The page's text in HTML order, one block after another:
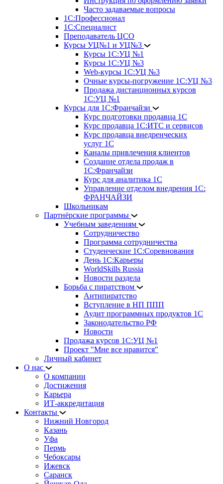
Часто задаваемые вопросы
1С:Профессионал
1С:Специалист
Преподаватель ЦСО
Курсы УЦ№1 и УЦ№3
Курсы 1С:УЦ №1
Курсы 1С:УЦ №3
Web-курсы 1С:УЦ №3
Очные курсы-погружение 1С:УЦ №3
Продажа дистанционных курсов
1С:УЦ №1
Курсы для 1С:Франчайзи
Курс подготовки продавца 1С
Курс продавца 1С:ИТС и сервисов
Курс продавца внедренческих
услуг 1С
Каналы привлечения клиентов
Создание отдела продаж в
1С:Франчайзи
Курс для аналитика 1С
Управление отделом внедрения 1С:
ФРАНЧАЙЗИ
Школьникам
Партнёрские программы
Учебным заведениям
Сотрудничество
Программа сотрудничества
Студенческие 1С:Соревнования
День 1С:Карьеры
WorldSkills Russia
Новости раздела
Борьба с пиратством
Антипиратство
Вступление в НП ППП
Аудит программных продуктов 1С
Законодательство РФ
Новости
Продажа курсов 1С:УЦ №1
Проект "Мне все нравится"
Личный кабинет
О нас
О компании
Достижения
Карьера
ИТ-аккредитация
Контакты
Нижний Новгород
Казань
Уфа
Пермь
Чебоксары
Ижевск
Саранск